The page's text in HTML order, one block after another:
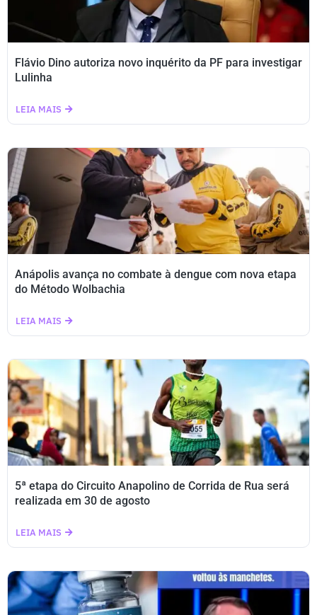
Flávio Dino autoriza novo inquérito da PF para investigar
Lulinha
LEIA MAIS
Anápolis avança no combate à dengue com nova etapa
do Método Wolbachia
LEIA MAIS
5ª etapa do Circuito Anapolino de Corrida de Rua será
realizada em 30 de agosto
LEIA MAIS